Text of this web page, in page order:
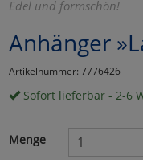
Edel und formschön!
Anhänger
Artikelnummer: 7776426
Sofort lieferbar - 2-6
Menge
Umfragetools